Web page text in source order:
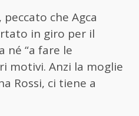
che Agca
in giro per il
né “a fare le
motivi. Anzi la moglie
Rossi, ci tiene a